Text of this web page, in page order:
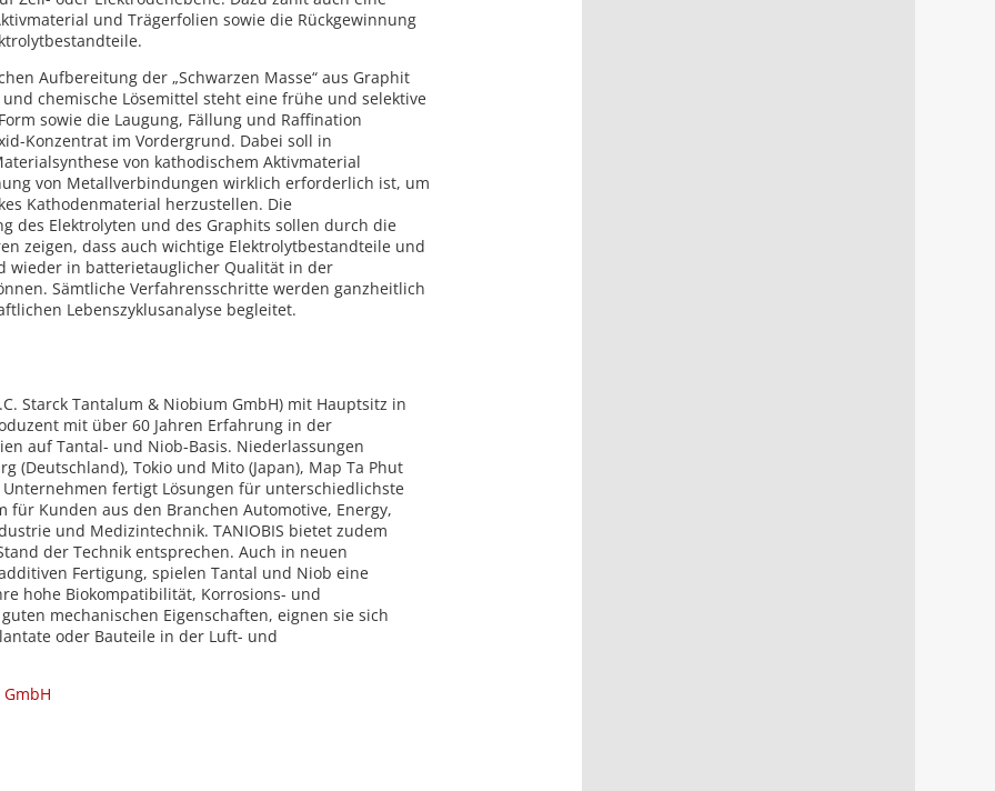
und Trägerfolien sowie die Rückgewinnung
Aufbereitung der „Schwarzen Masse“ aus Graphit
chemische Lösemittel steht eine frühe und selektive
sowie die Laugung, Fällung und Raffination
Konzentrat im Vordergrund. Dabei soll in
von kathodischem Aktivmaterial
von Metallverbindungen wirklich erforderlich ist, um
Kathodenmaterial herzustellen. Die
des Elektrolyten und des Graphits sollen durch die
zeigen, dass auch wichtige Elektrolytbestandteile und
wieder in batterietauglicher Qualität in der
Sämtliche Verfahrensschritte werden ganzheitlich
Lebenszyklusanalyse begleitet.
Starck Tantalum & Niobium GmbH) mit Hauptsitz in
mit über 60 Jahren Erfahrung in der
auf Tantal- und Niob-Basis. Niederlassungen
(Deutschland), Tokio und Mito (Japan), Map Ta Phut
Unternehmen fertigt Lösungen für unterschiedlichste
für Kunden aus den Branchen Automotive, Energy,
und Medizintechnik. TANIOBIS bietet zudem
der Technik entsprechen. Auch in neuen
Fertigung, spielen Tantal und Niob eine
hohe Biokompatibilität, Korrosions- und
mechanischen Eigenschaften, eignen sie sich
oder Bauteile in der Luft- und
GmbH